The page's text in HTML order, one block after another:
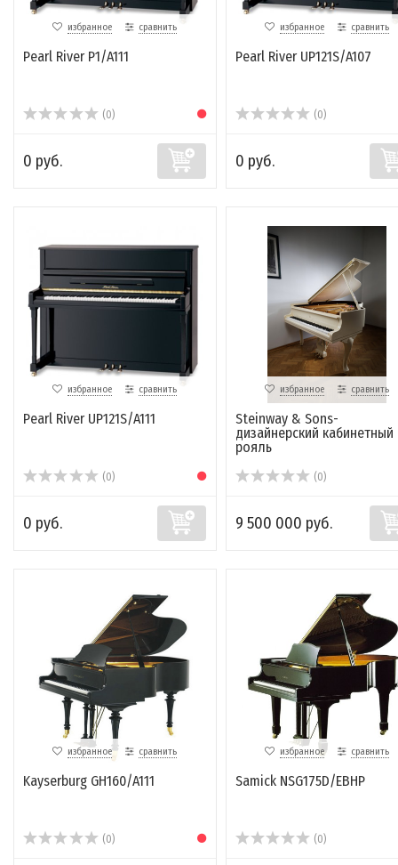
избранное сравнить
Pearl River P1/A111
(0)
0 руб.
избранное сравнить
Pearl River UP121S/A107
(0)
0 руб.
избранное сравнить
Pearl River UP121S/A111
(0)
0 руб.
избранное сравнить
Steinway & Sons-
дизайнерский кабинетный
рояль
(0)
9 500 000 руб.
избранное сравнить
Kayserburg GH160/A111
(0)
избранное сравнить
Samick NSG175D/EBHP
(0)